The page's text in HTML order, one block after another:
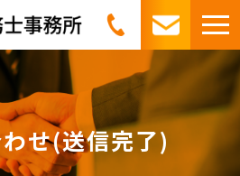
せ(送信完了)